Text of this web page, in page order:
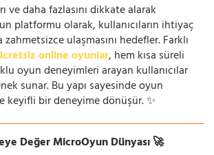
ve daha fazlasını dikkate alarak
platformu olarak, kullanıcıların ihtiyaç
ulaşmasını hedefler. Farklı
online oyunlar, hem kısa süreli
oyun deneyimleri arayan kullanıcılar
sunar. Bu yapı sayesinde oyun
keyifli bir deneyime dönüşür. ✨
Değer MicroOyun Dünyası 🚀